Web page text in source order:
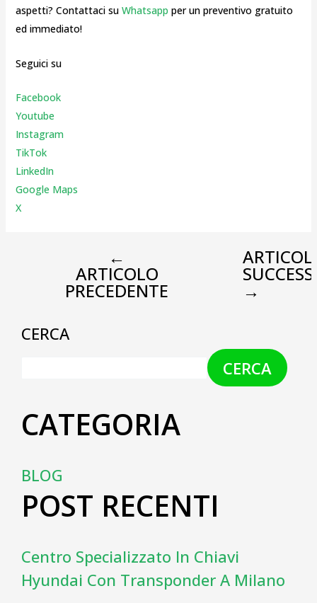
aspetti? Contattaci su Whatsapp per un preventivo gratuito
ed immediato!
Seguici su
Facebook
Youtube
Instagram
TikTok
LinkedIn
Google Maps
X
←
ARTICOLO
PRECEDENTE →
CERCA
CERCA
CATEGORIA
BLOG
POST RECENTI
Centro Specializzato In Chiavi
Hyundai Con Transponder A Milano